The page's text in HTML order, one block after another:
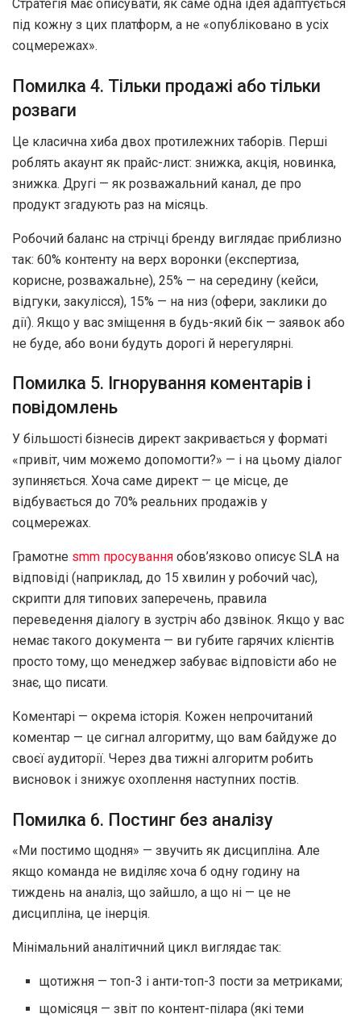
Стратегія має описувати, як саме одна ідея адаптується
під кожну з цих платформ, а не «опубліковано в усіх
соцмережах».
Помилка 4. Тільки продажі або тільки
розваги
Це класична хиба двох протилежних таборів. Перші
роблять акаунт як прайс-лист: знижка, акція, новинка,
знижка. Другі — як розважальний канал, де про
продукт згадують раз на місяць.
Робочий баланс на стрічці бренду виглядає приблизно
так: 60% контенту на верх воронки (експертиза,
корисне, розважальне), 25% — на середину (кейси,
відгуки, закулісся), 15% — на низ (офери, заклики до
дії). Якщо у вас зміщення в будь-який бік — заявок або
не буде, або вони будуть дорогі й нерегулярні.
Помилка 5. Ігнорування коментарів і
повідомлень
У більшості бізнесів директ закривається у форматі
«привіт, чим можемо допомогти?» — і на цьому діалог
зупиняється. Хоча саме директ — це місце, де
відбувається до 70% реальних продажів у
соцмережах.
Грамотне smm просування обов’язково описує SLA на
відповіді (наприклад, до 15 хвилин у робочий час),
скрипти для типових заперечень, правила
переведення діалогу в зустріч або дзвінок. Якщо у вас
немає такого документа — ви губите гарячих клієнтів
просто тому, що менеджер забуває відповісти або не
знає, що писати.
Коментарі — окрема історія. Кожен непрочитаний
коментар — це сигнал алгоритму, що вам байдуже до
своєї аудиторії. Через два тижні алгоритм робить
висновок і знижує охоплення наступних постів.
Помилка 6. Постинг без аналізу
«Ми постимо щодня» — звучить як дисципліна. Але
якщо команда не виділяє хоча б одну годину на
тиждень на аналіз, що зайшло, а що ні — це не
дисципліна, це інерція.
Мінімальний аналітичний цикл виглядає так:
щотижня — топ-3 і анти-топ-3 пости за метриками;
щомісяця — звіт по контент-пілара (які теми